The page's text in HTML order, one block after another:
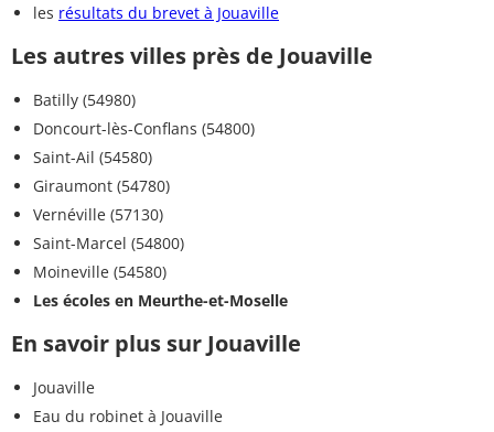
les résultats du brevet à Jouaville
Les autres villes près de Jouaville
Batilly (54980)
Doncourt-lès-Conflans (54800)
Saint-Ail (54580)
Giraumont (54780)
Vernéville (57130)
Saint-Marcel (54800)
Moineville (54580)
Les écoles en Meurthe-et-Moselle
En savoir plus sur Jouaville
Jouaville
Eau du robinet à Jouaville